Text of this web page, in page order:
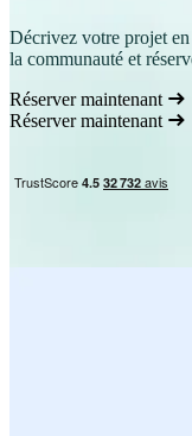
Décrivez votre projet
la communauté et
Réserver maintenant
Réserver maintenant